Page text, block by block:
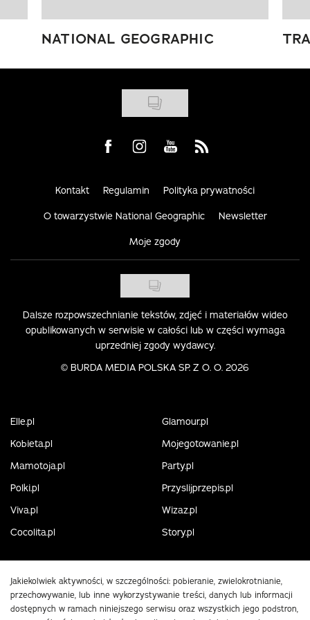
NATIONAL GEOGRAPHIC
Visit us on Facebook
Visit us on Instagram
Visit us on Youtube
Visit us on Rss
Kontakt Regulamin Polityka prywatności
O towarzystwie National Geographic Newsletter
Moje zgody
Dalsze rozpowszechnianie tekstów, zdjęć i materiałów wideo
opublikowanych w serwisie w całości lub w części wymaga
uprzedniej zgody wydawcy.
© BURDA MEDIA POLSKA SP. Z O. O. 2026
Elle.pl
Glamour.pl
Kobieta.pl
Mojegotowanie.pl
Mamotoja.pl
Party.pl
Polki.pl
Przyslijprzepis.pl
Viva.pl
Wizaz.pl
Cocolita.pl
Story.pl
Jakiekolwiek aktywności, w szczególności: pobieranie, zwielokrotnianie,
przechowywanie, lub inne wykorzystywanie treści, danych lub informacji
dostępnych w ramach niniejszego serwisu oraz wszystkich jego podstron,